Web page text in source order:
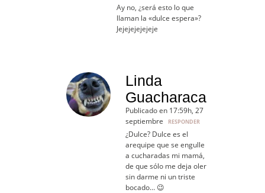
Ay no, ¿será esto lo que
llaman la «dulce espera»?
Jejejejejejeje
Linda
Guacharaca
Publicado en 17:59h, 27
septiembre
RESPONDER
¿Dulce? Dulce es el
arequipe que se engulle
a cucharadas mi mamá,
de que sólo me deja oler
sin darme ni un triste
bocado… 😉